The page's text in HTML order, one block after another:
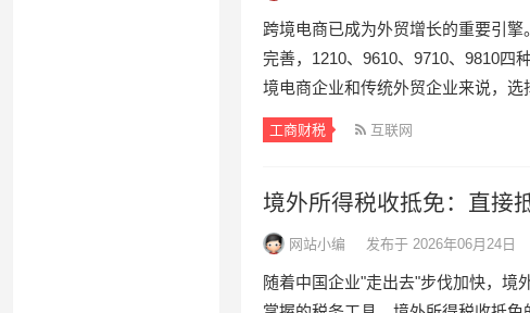
跨境电商已成为外贸增长的重要引
完善，1210、9610、9710、9810四
境电商企业和传统外贸企业来说，选
工商财税 互联网
境外所得税收抵免：直接
网站小编 发布于 2026年06月24日
随着中国企业"走出去"步伐加快，境